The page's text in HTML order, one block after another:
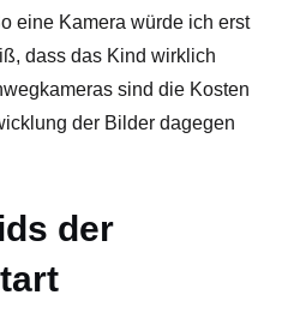
eine Kamera würde ich erst
dass das Kind wirklich
sind die Kosten
der Bilder dagegen
der